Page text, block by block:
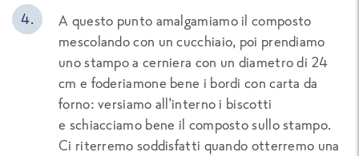
A questo punto amalgamiamo il composto
mescolando con un cucchiaio, poi prendiamo
uno stampo a cerniera con un diametro di 24
cm e foderiamone bene i bordi con carta da
forno: versiamo all’interno i biscotti
e schiacciamo bene il composto sullo stampo.
Ci riterremo soddisfatti quando otterremo una